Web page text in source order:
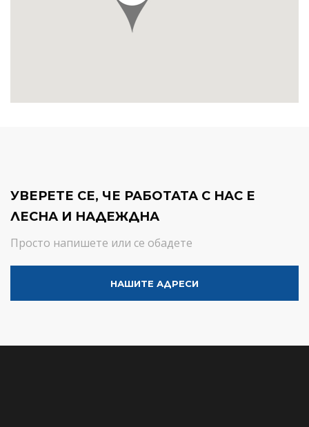
УВЕРЕТЕ СЕ, ЧЕ РАБОТАТА С НАС Е
ЛЕСНА И НАДЕЖДНА
Просто напишете или се обадете
НАШИТЕ АДРЕСИ